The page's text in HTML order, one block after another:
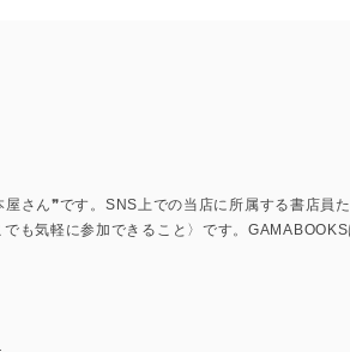
さん❞です。SNS上での当店に所属する書店員
も気軽に参加できること〉です。